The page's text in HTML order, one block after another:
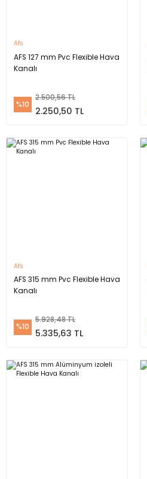
Afs
AFS 127 mm Pvc Flexible Hava
Kanalı
%10
2.500,56 TL
2.250,50 TL
Afs
AFS 315 mm Pvc Flexible Hava
Kanalı
%10
5.928,48 TL
5.335,63 TL